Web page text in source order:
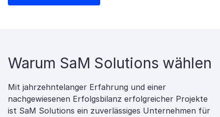
Warum SaM Solutions wählen
Mit jahrzehntelanger Erfahrung und einer
nachgewiesenen Erfolgsbilanz erfolgreicher Projekte
ist SaM Solutions ein zuverlässiges Unternehmen für